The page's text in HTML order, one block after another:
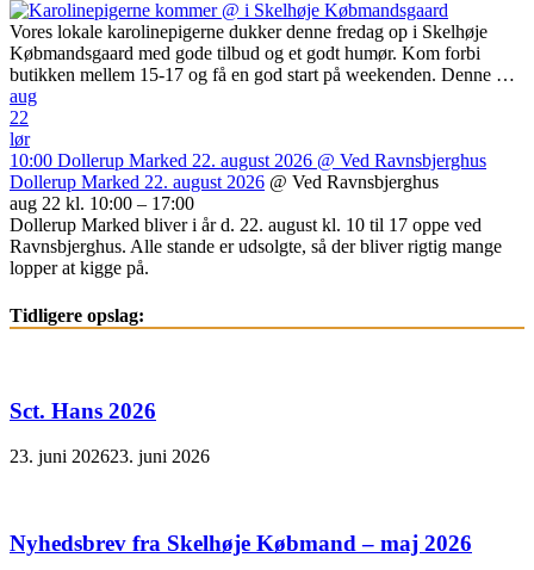
Vores lokale karolinepigerne dukker denne fredag op i Skelhøje
Købmandsgaard med gode tilbud og et godt humør. Kom forbi
butikken mellem 15-17 og få en god start på weekenden. Denne …
aug
22
lør
10:00 Dollerup Marked 22. august 2026 @ Ved Ravnsbjerghus
Dollerup Marked 22. august 2026 @ Ved Ravnsbjerghus
aug 22 kl. 10:00 – 17:00
Dollerup Marked bliver i år d. 22. august kl. 10 til 17 oppe ved
Ravnsbjerghus. Alle stande er udsolgte, så der bliver rigtig mange
lopper at kigge på.
Tidligere opslag:
Sct. Hans 2026
23. juni 202623. juni 2026
Nyhedsbrev fra Skelhøje Købmand – maj 2026